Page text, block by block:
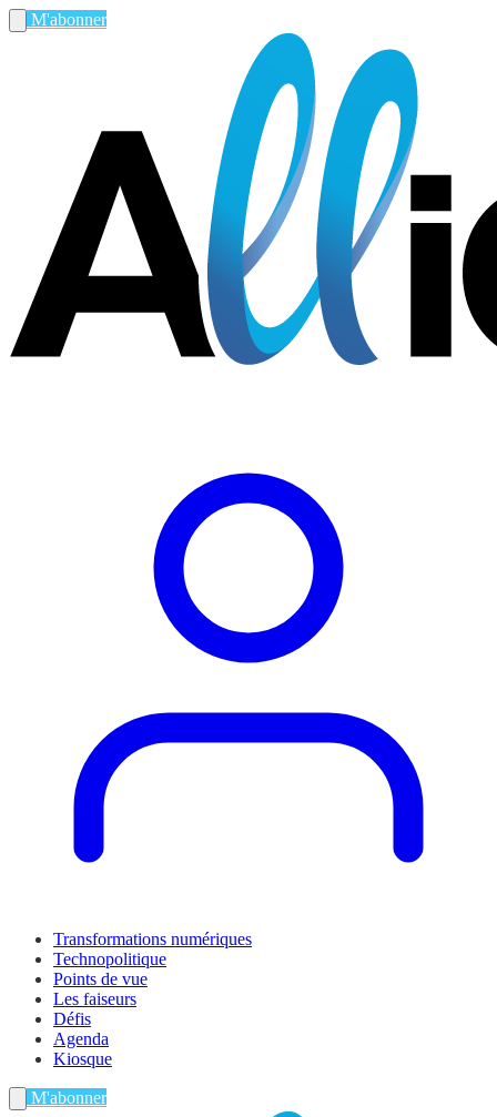
M'abonner
Transformations numériques
Technopolitique
Points de vue
Les faiseurs
Défis
Agenda
Kiosque
M'abonner